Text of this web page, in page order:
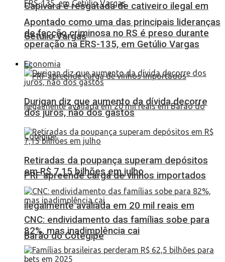
Capivara é resgatada de cativeiro ilegal em
Getúlio Vargas
PRF apreende carga de vinhos importados
ilegalmente avaliada em 20 mil reais em
Barão do Cotegipe
Apontado como uma das principais lideranças
de facção criminosa no RS é preso durante
operação na ERS-135, em Getúlio Vargas
Economia
Durigan diz que aumento da dívida decorre
dos juros, não dos gastos
Retiradas da poupança superam depósitos
em R$ 7,15 bilhões em julho
CNC: endividamento das famílias sobe para
82%, mas inadimplência cai